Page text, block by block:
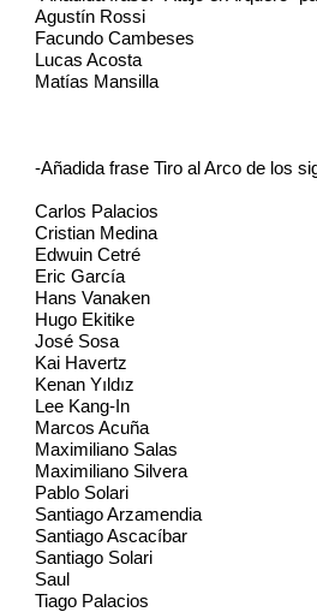
Agustín Rossi
Facundo Cambeses
Lucas Acosta
Matías Mansilla
-Añadida frase Tiro al Arco de los
Carlos Palacios
Cristian Medina
Edwuin Cetré
Eric García
Hans Vanaken
Hugo Ekitike
José Sosa
Kai Havertz
Kenan Yıldız
Lee Kang-In
Marcos Acuña
Maximiliano Salas
Maximiliano Silvera
Pablo Solari
Santiago Arzamendia
Santiago Ascacíbar
Santiago Solari
Saul
Tiago Palacios